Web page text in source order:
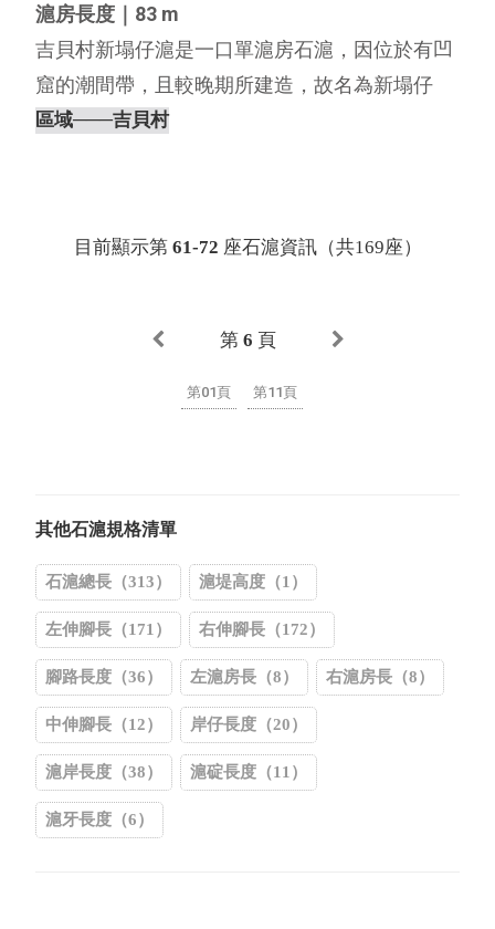
滬房長度｜83 m
吉貝村新塌仔滬是一口單滬房石滬，因位於有凹
窟的潮間帶，且較晚期所建造，故名為新塌仔
滬，新塌仔滬的滬體嚴重崩塌、石材散落消失，
區域───吉貝村
目前顯示第61-72 座石滬資訊（共169座）
第 6 頁
第01頁 第11頁
其他石滬規格清單
石滬總長（313） 滬堤高度（1）
左伸腳長（171） 右伸腳長（172）
腳路長度（36） 左滬房長（8） 右滬房長（8）
中伸腳長（12） 岸仔長度（20）
滬岸長度（38） 滬碇長度（11）
滬牙長度（6）